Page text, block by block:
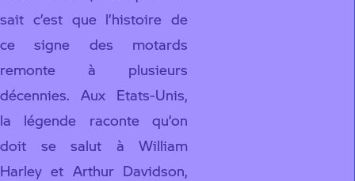
sait c’est que l’histoire de
ce signe des motards
remonte à plusieurs
décennies. Aux Etats-Unis,
la légende raconte qu’on
doit se salut à William
Harley et Arthur Davidson,